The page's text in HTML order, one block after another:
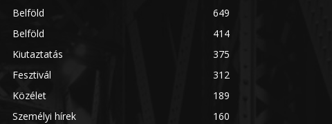
Belföld
649
Belföld
414
Kiutaztatás
375
Fesztivál
312
Közélet
189
Személyi hírek
160